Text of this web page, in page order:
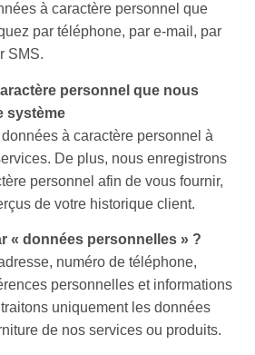
à caractère personnel que
par téléphone, par e-mail, par
SMS.
personnel que nous
système
à caractère personnel à
De plus, nous enregistrons
personnel afin de vous fournir,
de votre historique client.
« données personnelles » ?
numéro de téléphone,
personnelles et informations
uniquement les données
de nos services ou produits.